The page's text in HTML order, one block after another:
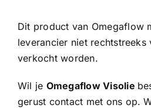
Dit product van Omegaflow
leverancier niet rechtstreeks
verkocht worden.
Wil je Omegaflow Visolie
gerust contact met ons op.